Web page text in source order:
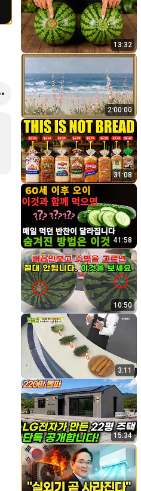
13:32
2:00:00
31:08
41:58
10:50
3:11
15:34